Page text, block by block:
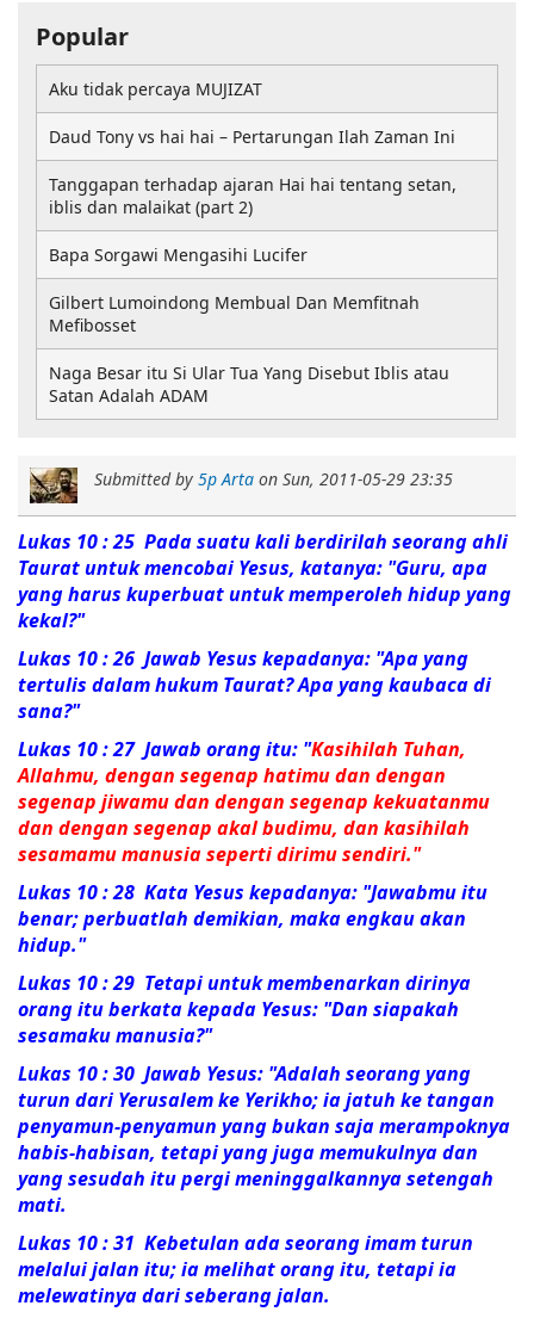
Submitted by 5p Arta on Sun, 2011-05-29 23:35
Lukas 10 : 25 Pada suatu kali berdirilah seorang ahli
Taurat untuk mencobai Yesus, katanya: "Guru, apa
yang harus kuperbuat untuk memperoleh hidup yang
kekal?"
Lukas 10 : 26 Jawab Yesus kepadanya: "Apa yang
tertulis dalam hukum Taurat? Apa yang kaubaca di
sana?"
Lukas 10 : 27 Jawab orang itu: "Kasihilah Tuhan,
Allahmu, dengan segenap hatimu dan dengan
segenap jiwamu dan dengan segenap kekuatanmu
dan dengan segenap akal budimu, dan kasihilah
sesamamu manusia seperti dirimu sendiri."
Lukas 10 : 28 Kata Yesus kepadanya: "Jawabmu itu
benar; perbuatlah demikian, maka engkau akan
hidup."
Lukas 10 : 29 Tetapi untuk membenarkan dirinya
orang itu berkata kepada Yesus: "Dan siapakah
sesamaku manusia?"
Lukas 10 : 30 Jawab Yesus: "Adalah seorang yang
turun dari Yerusalem ke Yerikho; ia jatuh ke tangan
penyamun-penyamun yang bukan saja merampoknya
habis-habisan, tetapi yang juga memukulnya dan
yang sesudah itu pergi meninggalkannya setengah
mati.
Lukas 10 : 31 Kebetulan ada seorang imam turun
melalui jalan itu; ia melihat orang itu, tetapi ia
melewatinya dari seberang jalan.
Popular
Aku tidak percaya MUJIZAT
Daud Tony vs hai hai – Pertarungan Ilah Zaman Ini
Tanggapan terhadap ajaran Hai hai tentang setan,
iblis dan malaikat (part 2)
Bapa Sorgawi Mengasihi Lucifer
Gilbert Lumoindong Membual Dan Memfitnah
Mefibosset
Naga Besar itu Si Ular Tua Yang Disebut Iblis atau
Satan Adalah ADAM